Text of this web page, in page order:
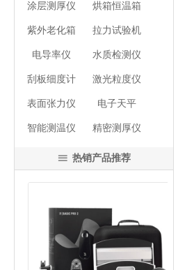
电导率仪
ꁔ 热销产品推荐
涂层测厚仪
紫外老化箱
烘箱恒温箱
水质检测仪
拉力试验机
刮板细度计 激光粒度仪
表面张力仪 电子天平
智能测温仪 精密测厚仪